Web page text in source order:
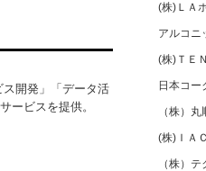
ス開発」「データ活
ービスを提供。
(株)ＬＡ
アルコニ
(株)ＴＥ
日本コー
（株）丸
(株)ＩＡ
（株）